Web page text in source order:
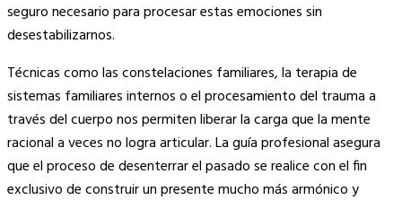
seguro necesario para procesar estas emociones sin
desestabilizarnos.
Técnicas como las constelaciones familiares, la terapia de
sistemas familiares internos o el procesamiento del trauma a
través del cuerpo nos permiten liberar la carga que la mente
racional a veces no logra articular. La guía profesional asegura
que el proceso de desenterrar el pasado se realice con el fin
exclusivo de construir un presente mucho más armónico y